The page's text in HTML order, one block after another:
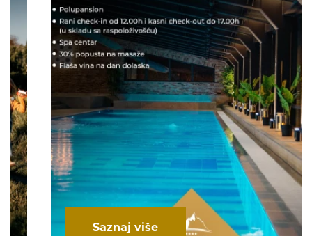
Saznaj više